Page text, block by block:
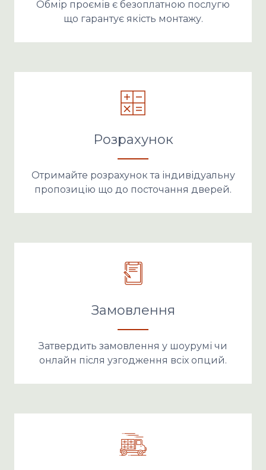
Обмір проємів є безоплатною послугю
що гарантує якість монтажу.
Розрахунок
Отримайте розрахунок та індивідуальну
пропозицію що до посточання дверей.
Замовлення
Затвердить замовлення у шоурумі чи
онлайн після узгодження всіх опций.